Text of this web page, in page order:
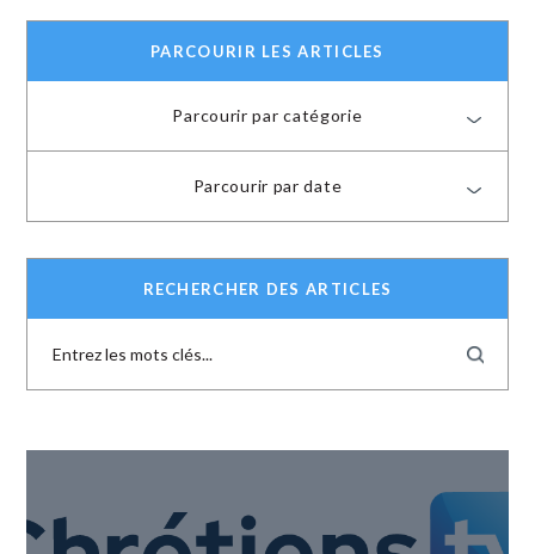
PARCOURIR LES ARTICLES
Parcourir par catégorie
Parcourir par date
RECHERCHER DES ARTICLES